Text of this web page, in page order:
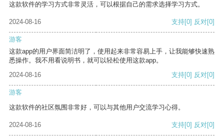
这款软件的学习方式非常灵活，可以根据自己的需求选择学习方式。
2024-08-16 支持[0] 反对[0]
游客
这款app的用户界面简洁明了，使用起来非常容易上手，让我能够快速熟
悉操作。我不用看说明书，就可以轻松使用这款app。
2024-08-16
支持[0] 反对[0]
游客
这款软件的社区氛围非常好，可以与其他用户交流学习心得。
2024-08-16 支持[0] 反对[0]